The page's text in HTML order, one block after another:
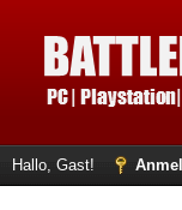
Hallo, Gast!